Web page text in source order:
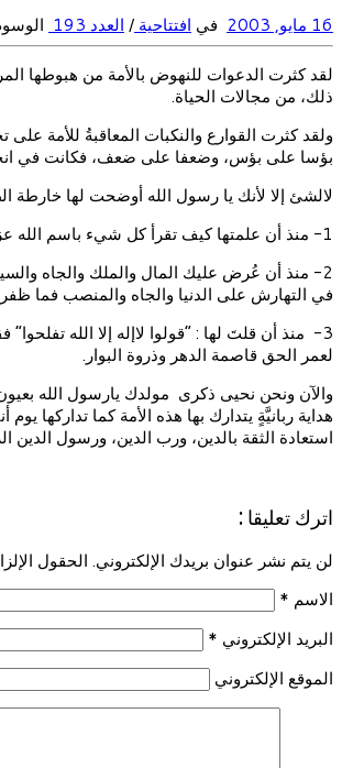
16 مايو, 2003 في افتتاحية / العدد 193
لقد كثرت الدعوات للنهوض بالأمة من هبوطها
ذلك، من مجالات الحياة.
ولقد كثرت القوارع والنكبات المعاقبةُ للأمة على
بؤسا على بؤس، وضعفا على ضعف، فكانت في
لالشئ إلا لأنك يا رسول الله أوضحت لها خارطة
1- منذ أن علمتها كيف تقرأ كل شيء باسم الله عز وجل فقرأت مدة، وسعدت مدة، ثم نكصت فقرأت باسم الأهواء فشقيت وتعست.
2- منذ أن عُرض عليك المال والملك والجاه
في التهارش على الدنيا والجاه والمنصب فما
3- منذ أن قلتَ لها : “قولوا لاإله إلا الله
لعمر الحق قاصمة الدهر وذروة البوار.
والآن ونحن نحيى ذكرى مولدك يارسول الله
هداية ربانيَّةٍ يتدارك بها هذه الأمة كما تداركها
استعادة الثقة بالدين، ورب الدين، ورسول الدين
اترك تعليقا :
لن يتم نشر عنوان بريدك الإلكتروني. الحقول
الاسم *
البريد الإلكتروني *
الموقع الإلكتروني